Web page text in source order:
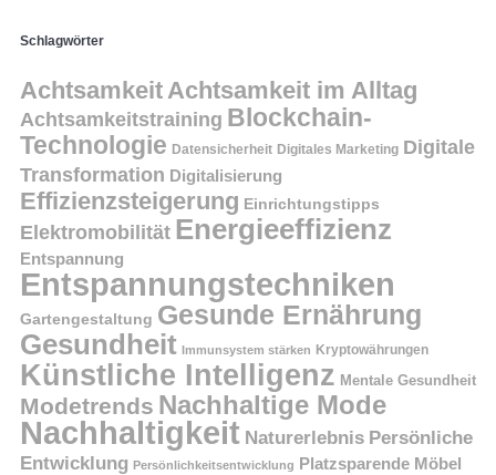
Schlagwörter
Achtsamkeit Achtsamkeit im Alltag
Achtsamkeitstraining Blockchain-
Technologie Datensicherheit Digitales Marketing Digitale
Transformation Digitalisierung
Effizienzsteigerung Einrichtungstipps
Elektromobilität Energieeffizienz
Entspannung
Entspannungstechniken
Gartengestaltung Gesunde Ernährung
Gesundheit Immunsystem stärken Kryptowährungen
Künstliche Intelligenz Mentale Gesundheit
Modetrends Nachhaltige Mode
Nachhaltigkeit Naturerlebnis Persönliche
Entwicklung Persönlichkeitsentwicklung Platzsparende Möbel